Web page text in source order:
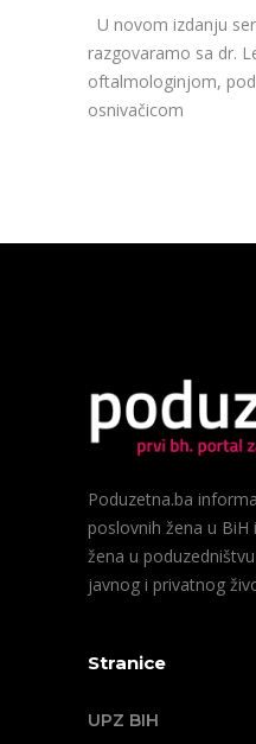
U novom izdanju
razgovaramo sa dr.
oftalmologinjom,
osnivačicom
Poduzetna.ba
poslovnih žena u
žena u
javnog i privatnog
Stranice
UPZ BIH